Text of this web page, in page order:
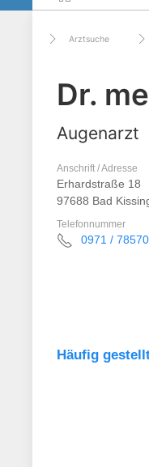
Arztsuche
Dr.
Augenarzt
Anschrift / Adresse
Erhardstraße 18
97688 Bad
Telefonnummer
0971 /
Häufig